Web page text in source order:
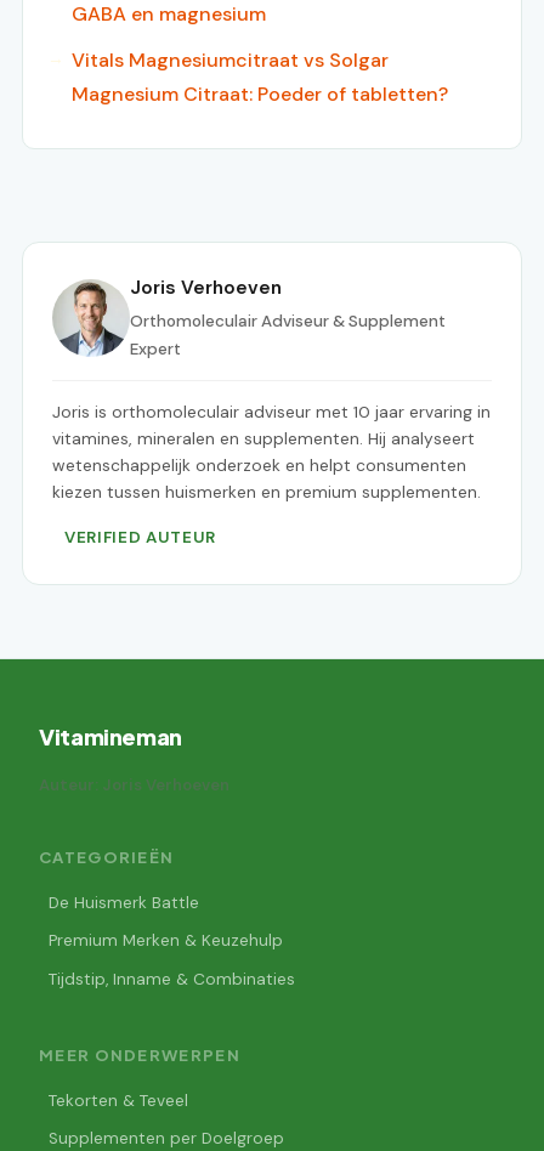
GABA en magnesium
Vitals Magnesiumcitraat vs Solgar
Magnesium Citraat: Poeder of tabletten?
Joris Verhoeven
Orthomoleculair Adviseur & Supplement
Expert
Joris is orthomoleculair adviseur met 10 jaar ervaring in
vitamines, mineralen en supplementen. Hij analyseert
wetenschappelijk onderzoek en helpt consumenten
kiezen tussen huismerken en premium supplementen.
VERIFIED AUTEUR
Vitamineman
Auteur: Joris Verhoeven
CATEGORIEËN
De Huismerk Battle
Premium Merken & Keuzehulp
Tijdstip, Inname & Combinaties
MEER ONDERWERPEN
Tekorten & Teveel
Supplementen per Doelgroep